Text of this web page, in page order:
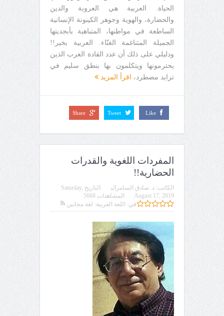
الحياة. العربية هي العروبة والدين
والحضارة، والهوية وجوهر الكينونة الإنسانية
الساطعة في مواطنها، المتباهية بأبجديتها
الجميلة المتناغمة الغنّاء. العربية بخير!!
ودليلي على ذلك أن عدد القادة العرب الذين
يحترمونها ويتكلمون بها بنطق سليم في
تزايد مضطرد،
اقرأ المزيد
Like
Tweet
Share
المفردات اللغوية والقدرات
الحضارية!!
الكاتب: د. صادق السامرائي التاريخ Saturday,
August 17, 2019
في: اللغة العربية: لغة مجانين
المشاهدات 5668